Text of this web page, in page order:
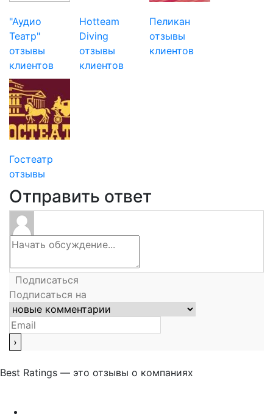
"Аудио
Театр"
отзывы
клиентов
Hotteam
Diving
отзывы
клиентов
Пеликан
отзывы
клиентов
Гостеатр
отзывы
Отправить ответ
Подписаться
Подписаться на
Best Ratings — это отзывы о компаниях